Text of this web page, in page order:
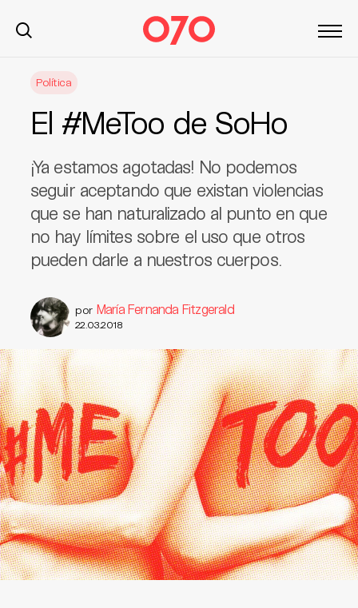
Política
El #MeToo de SoHo
¡Ya estamos agotadas! No podemos
seguir aceptando que existan violencias
que se han naturalizado al punto en que
no hay límites sobre el uso que otros
pueden darle a nuestros cuerpos.
por María Fernanda Fitzgerald
22.03.2018